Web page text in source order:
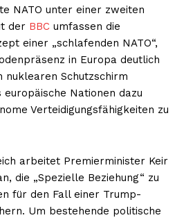
NATO unter einer zweiten
der BBC umfassen die
einer „schlafenden NATO“,
in Europa deutlich
nuklearen Schutzschirm
Nationen dazu
Verteidigungsfähigkeiten zu
arbeitet Premierminister Keir
die „Spezielle Beziehung“ zu
für den Fall einer Trump-
Um bestehende politische